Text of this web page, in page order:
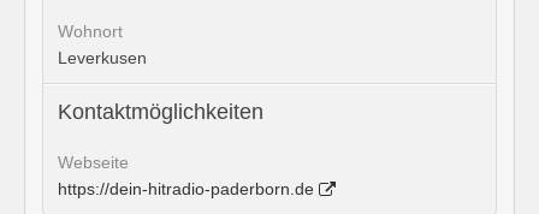
Wohnort
Leverkusen
Kontaktmöglichkeiten
Webseite
https://dein-hitradio-paderborn.de